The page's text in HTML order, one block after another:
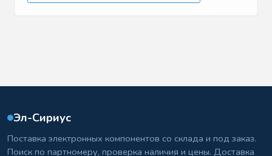
Эл-Сириус
Поставка электронных компонентов со склада и под заказ.
Поиск по партномеру, проверка наличия и цены. Доставка